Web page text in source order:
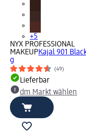
+5
NYX PROFESSIONAL
MAKEUPKajal 901
g
(49)
Lieferbar
dm Markt wählen